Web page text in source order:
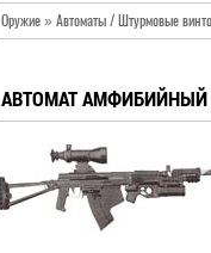
Оружие » Автоматы / Штурмовые
АВТОМАТ